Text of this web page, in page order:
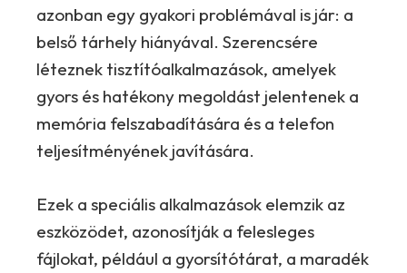
azonban egy gyakori problémával is jár: a
belső tárhely hiányával. Szerencsére
léteznek tisztítóalkalmazások, amelyek
gyors és hatékony megoldást jelentenek a
memória felszabadítására és a telefon
teljesítményének javítására.
Ezek a speciális alkalmazások elemzik az
eszközödet, azonosítják a felesleges
fájlokat, például a gyorsítótárat, a maradék